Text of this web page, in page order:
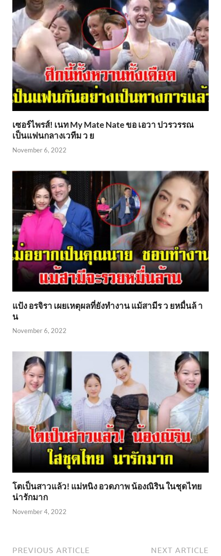
เซอร์ไพรส์! เนท My Mate Nate ขอ เอวา ปวรวรรณ
เป็นแฟนกลางเวทีม ว ย
November 6, 2022
แป้ง อรจิรา เผยเหตุผลที่ยังทำงาน แม้สามีร ว ยหมื่นล้ า
น
November 6, 2022
โตเป็นสาวแล้ว! แม่หนิง อวดภาพ น้องณิริน ในชุดไทย
น่ารักมาก
November 4, 2022
PREVIOUS ARTICLE NEXT ARTICLE